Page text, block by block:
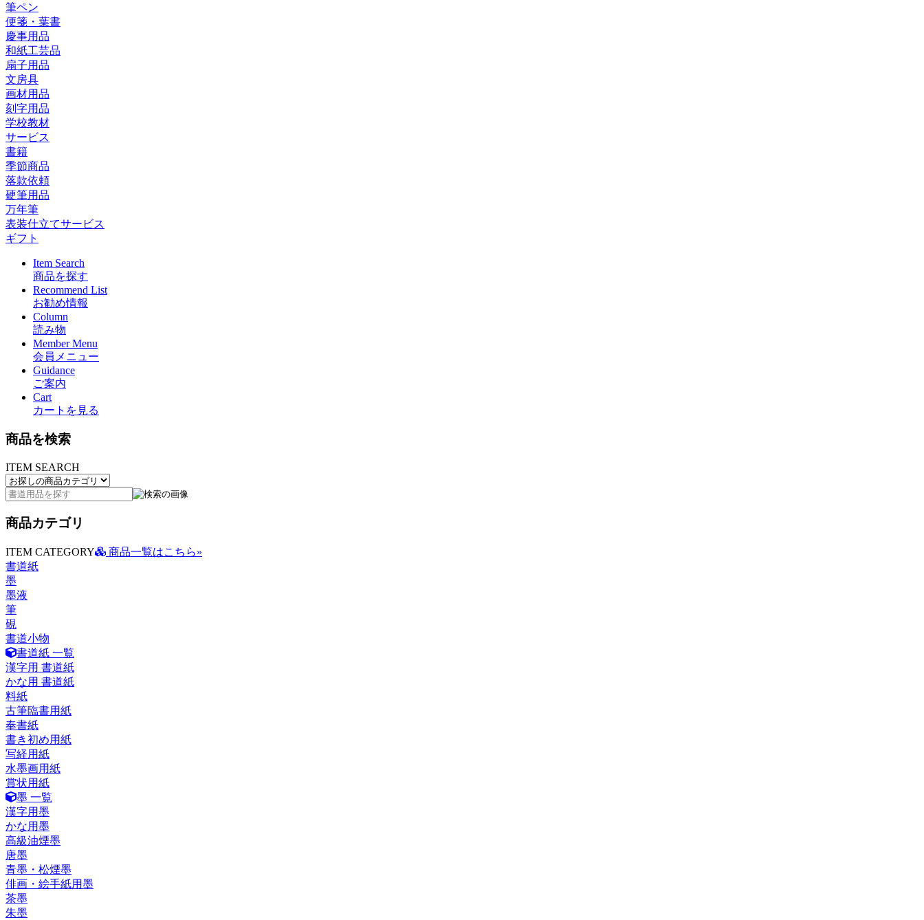
筆ペン
便箋・葉書
慶事用品
和紙工芸品
扇子用品
文房具
画材用品
刻字用品
学校教材
サービス
書籍
季節商品
落款依頼
硬筆用品
万年筆
表装仕立てサービス
ギフト
Item Search
商品を探す
Recommend List
お勧め情報
Column
読み物
Member Menu
会員メニュー
Guidance
ご案内
Cart
カートを見る
商品を検索
ITEM SEARCH
商品カテゴリ
ITEM CATEGORY
商品一覧はこちら»
書道紙
墨
墨液
筆
硯
書道小物
書道紙 一覧
漢字用 書道紙
かな用 書道紙
料紙
古筆臨書用紙
奉書紙
書き初め用紙
写経用紙
水墨画用紙
賞状用紙
墨 一覧
漢字用墨
かな用墨
高級油煙墨
唐墨
青墨・松煙墨
俳画・絵手紙用墨
茶墨
朱墨